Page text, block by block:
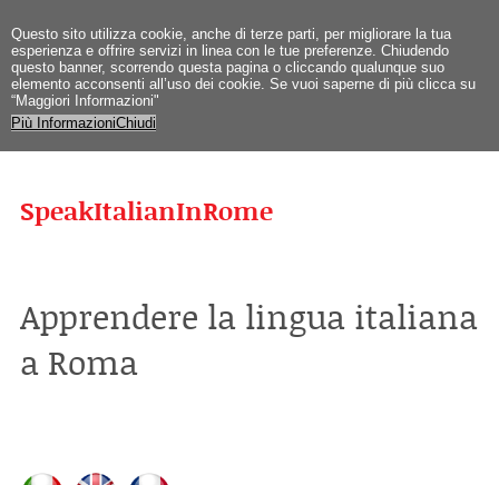
Questo sito utilizza cookie, anche di terze parti, per migliorare la tua
esperienza e offrire servizi in linea con le tue preferenze. Chiudendo
questo banner, scorrendo questa pagina o cliccando qualunque suo
elemento acconsenti all’uso dei cookie. Se vuoi saperne di più clicca su
“Maggiori Informazioni"
Più InformazioniChiudi
SpeakItalianInRome
Apprendere la lingua italiana
a Roma